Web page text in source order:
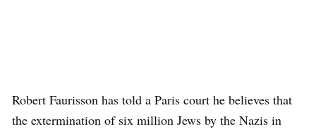
Robert Faurisson has told a Paris court he believes that
the extermination of six million Jews by the Nazis in